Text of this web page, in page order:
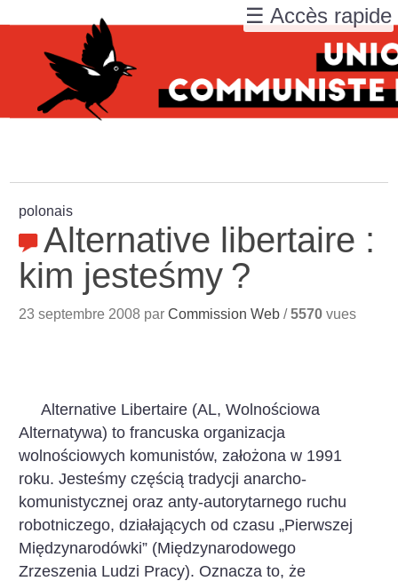
polonais
Alternative libertaire :
kim jesteśmy ?
23 septembre 2008 parCommission Web /5570 vues
Alternative Libertaire (AL, Wolnościowa
Alternatywa) to francuska organizacja
wolnościowych komunistów, założona w 1991
roku. Jesteśmy częścią tradycji anarcho-
komunistycznej oraz anty-autorytarnego ruchu
robotniczego, działających od czasu „Pierwszej
Międzynarodówki” (Międzynarodowego
Zrzeszenia Ludzi Pracy). Oznacza to, że
☰ Accès rapide